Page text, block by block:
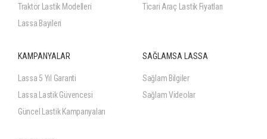
Traktör Lastik Modelleri
Lassa Bayileri
Ticari Araç Lastik Fiyatları
KAMPANYALAR
Lassa 5 Yıl Garanti
Lassa Lastik Güvencesi
Güncel Lastik Kampanyaları
SAĞLAMSA LASSA
Sağlam Bilgiler
Sağlam Videolar